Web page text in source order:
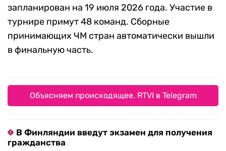
запланирован на 19 июля 2026 года. Участие в
турнире примут 48 команд. Сборные
принимающих ЧМ стран автоматически вышли
в финальную часть.
Объясняем происходящее. RTVI в Telegram
В Финляндии введут экзамен для получения
гражданства